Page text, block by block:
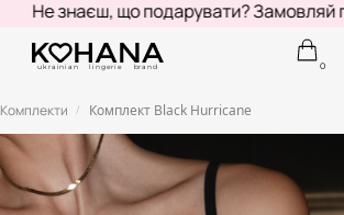
Не знаєш, що подарувати? Замовляй
ukrainian lingerie brand 0
Комплекти / Комплект Black Hurricane